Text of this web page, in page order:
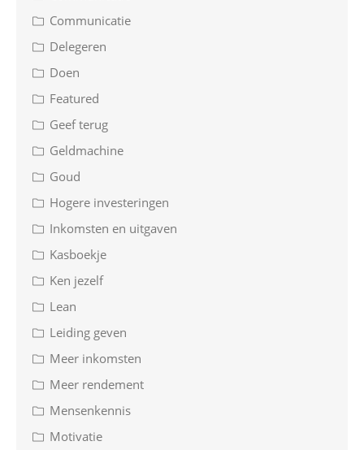
Communicatie
Delegeren
Doen
Featured
Geef terug
Geldmachine
Goud
Hogere investeringen
Inkomsten en uitgaven
Kasboekje
Ken jezelf
Lean
Leiding geven
Meer inkomsten
Meer rendement
Mensenkennis
Motivatie